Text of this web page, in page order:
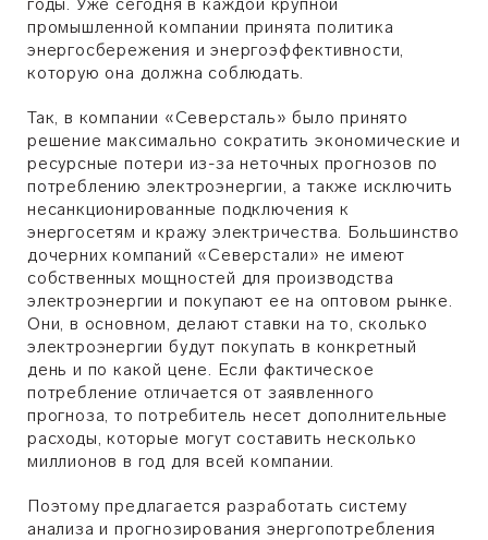
промышленной компании принята политика
энергосбережения и энергоэффективности,
которую она должна соблюдать.
Так, в компании «Северсталь» было принято
решение максимально сократить экономические и
ресурсные потери из-за неточных прогнозов по
потреблению электроэнергии, а также исключить
несанкционированные подключения к
энергосетям и кражу электричества. Большинство
дочерних компаний «Северстали» не имеют
собственных мощностей для производства
электроэнергии и покупают ее на оптовом рынке.
Они, в основном, делают ставки на то, сколько
электроэнергии будут покупать в конкретный
день и по какой цене. Если фактическое
потребление отличается от заявленного
прогноза, то потребитель несет дополнительные
расходы, которые могут составить несколько
миллионов в год для всей компании.
Поэтому предлагается разработать систему
анализа и прогнозирования энергопотребления